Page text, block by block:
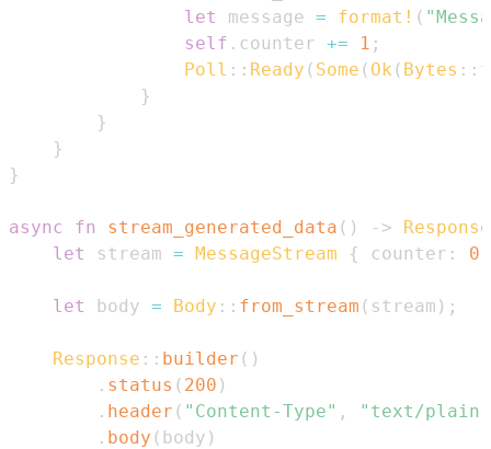
let
message = format! (
self . counter += 1 ;
Poll :: Ready ( Some ( Ok ( Bytes ::
}
}
}
}
async fn stream_generated_data ( ) ->
Response
let
stream = MessageStream { counter : 0
let body = Body :: from_stream ( stream ) ;
Response :: builder ( )
. status ( 200 )
. header ( "Content-Type" ,
"text/plain"
. body ( body )